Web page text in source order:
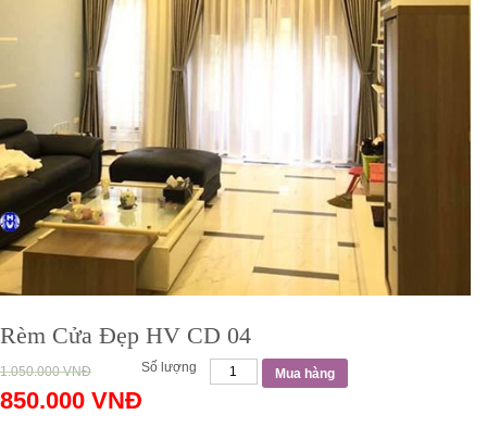
Rèm Cửa Đẹp HV CD 04
1.050.000VNĐ
850.000 VNĐ
Số lượng Mua hàng